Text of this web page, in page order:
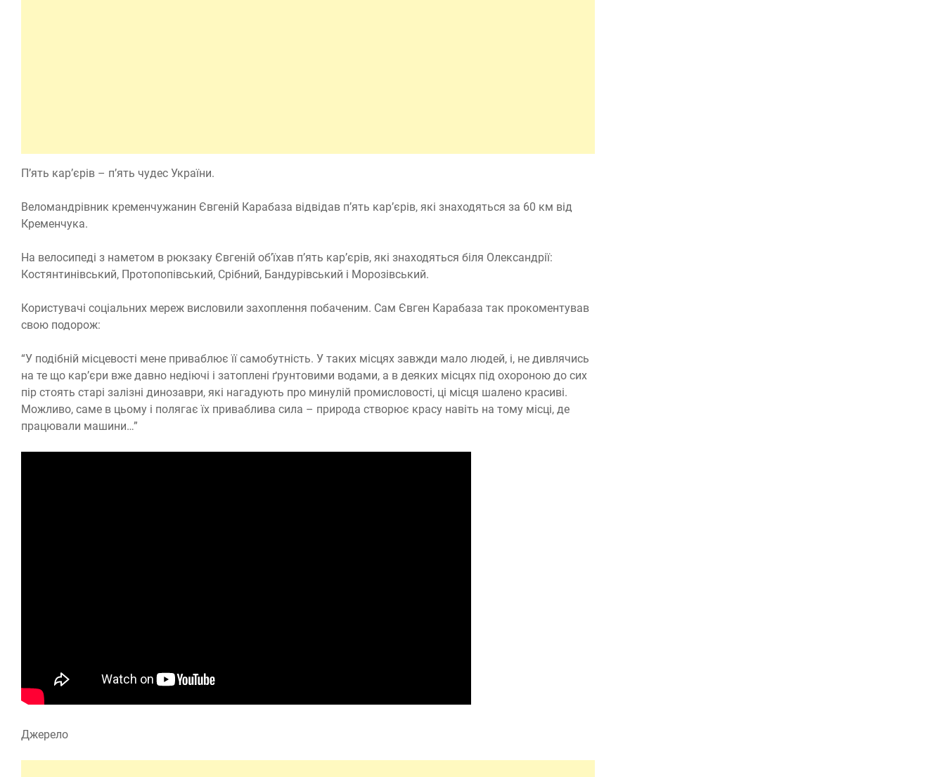
П’ять кар’єрів – п’ять чудес України.
Веломандрівник кременчужанин Євгеній Карабаза відвідав п’ять кар’єрів, які знаходяться за 60 км від
Кременчука.
На велосипеді з наметом в рюкзаку Євгеній об’їхав п’ять кар’єрів, які знаходяться біля Олександрії:
Костянтинівський, Протопопівський, Срібний, Бандурівський і Морозівський.
Користувачі соціальних мереж висловили захоплення побаченим. Сам Євген Карабаза так прокоментував
свою подорож:
“У подібній місцевості мене приваблює її самобутність. У таких місцях завжди мало людей, і, не дивлячись
на те що кар’єри вже давно недіючі і затоплені ґрунтовими водами, а в деяких місцях під охороною до сих
пір стоять старі залізні динозаври, які нагадують про минулій промисловості, ці місця шалено красиві.
Можливо, саме в цьому і полягає їх приваблива сила – природа створює красу навіть на тому місці, де
працювали машини…”
Джерело